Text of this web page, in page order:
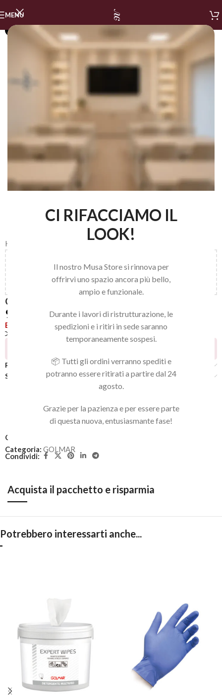
CI RIFACCIAMO IL
LOOK!
Il nostro Musa Store si rinnova per
offrirvi uno spazio ancora più bello,
ampio e funzionale.
Durante i lavori di ristrutturazione, le
spedizioni e i ritiri in sede saranno
temporaneamente sospesi.
📦 Tutti gli ordini verranno spediti e
potranno essere ritirati a partire dal 24
agosto.
Grazie per la pazienza e per essere parte
di questa nuova, entusiasmante fase!
MENU
Home
150,00€al carrello e ottieni la spedizione
GUANTI UNIGLOVES M VIOLET
9,90
Esaurito
Aggiungi alla lista dei desideri
Recensioni (0)
Spedizione
COD:
Categoria: GOLMAR
Condividi:
Acquista il pacchetto e risparmia
Potrebbero interessarti anche...